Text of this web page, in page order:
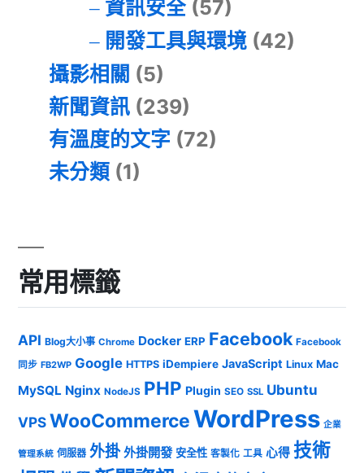
資訊安全(57)
開發工具與環境(42)
攝影相關 (5)
新聞資訊 (239)
有溫度的文字 (72)
未分類 (1)
常用標籤
API Blog大小事 Chrome Docker ERP Facebook Facebook
同步 FB2WP Google HTTPS iDempiere JavaScript Linux Mac
MySQL Nginx NodeJS PHP Plugin SEO SSL Ubuntu
VPSWooCommerceWordPress 企業
管理系統 伺服器 外掛 外掛開發 安全性 客製化 工具 心得 技術